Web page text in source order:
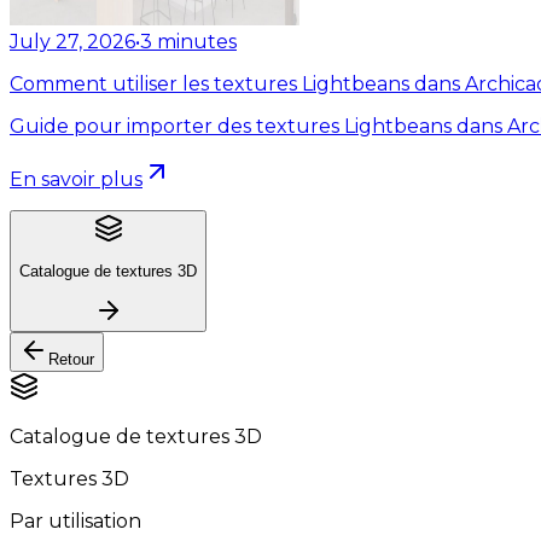
July 27, 2026•3 minutes
Comment utiliser les textures Lightbeans dans
Guide pour importer des textures Lightbeans dans
En savoir plus
Catalogue de textures 3D
Retour
Catalogue de textures 3D
Textures 3D
Par utilisation